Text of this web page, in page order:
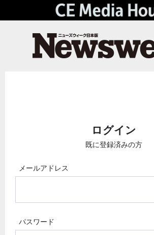
ログイン
既に登録済みの方
メールアドレス
パスワード